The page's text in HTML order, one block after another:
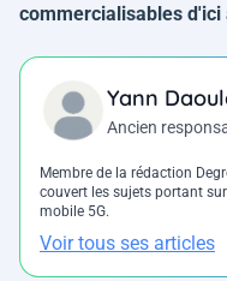
commercialisables d'ici
Yann
Ancien
Membre de la rédaction
couvert les sujets portant
mobile 5G.
Voir tous ses articles